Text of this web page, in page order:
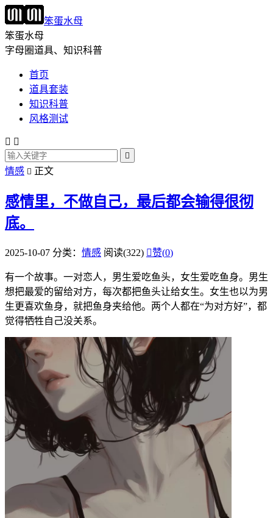
笨蛋水母
笨蛋水母
字母圈道具、知识科普
首页
道具套装
知识科普
风格测试
 

情感  正文
感情里，不做自己，最后都会输得很彻
底。
2025-10-07 分类： 情感 阅读(322) 赞(0)
有一个故事。一对恋人，男生爱吃鱼头，女生爱吃鱼身。男生
想把最爱的留给对方，每次都把鱼头让给女生。女生也以为男
生更喜欢鱼身，就把鱼身夹给他。两个人都在“为对方好”，都
觉得牺牲自己没关系。